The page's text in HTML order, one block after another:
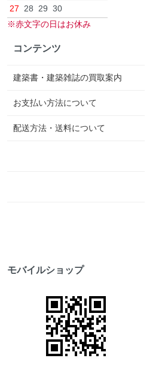
27 28 29 30
※赤文字の日はお休み
コンテンツ
建築書・建築雑誌の買取案内
お支払い方法について
配送方法・送料について
モバイルショップ